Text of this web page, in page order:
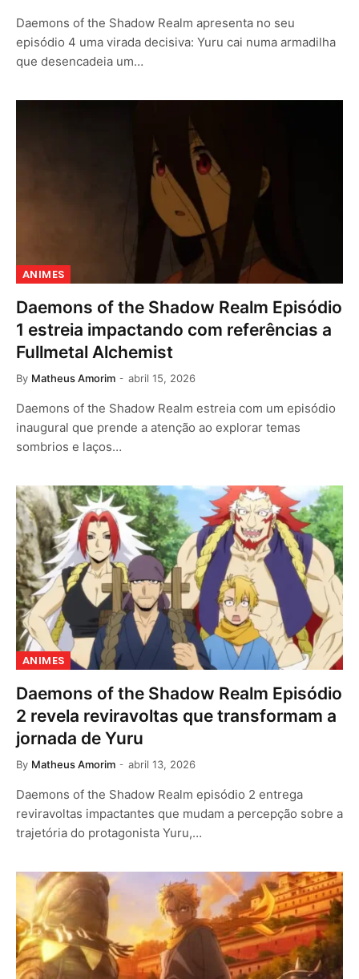
Daemons of the Shadow Realm apresenta no seu
episódio 4 uma virada decisiva: Yuru cai numa armadilha
que desencadeia um…
ANIMES
Daemons of the Shadow Realm Episódio
1 estreia impactando com referências a
Fullmetal Alchemist
By Matheus Amorim abril 15, 2026
Daemons of the Shadow Realm estreia com um episódio
inaugural que prende a atenção ao explorar temas
sombrios e laços…
ANIMES
Daemons of the Shadow Realm Episódio
2 revela reviravoltas que transformam a
jornada de Yuru
By Matheus Amorim abril 13, 2026
Daemons of the Shadow Realm episódio 2 entrega
reviravoltas impactantes que mudam a percepção sobre a
trajetória do protagonista Yuru,…